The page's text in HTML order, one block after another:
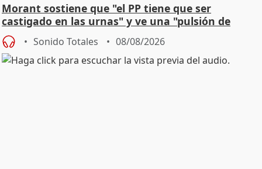
Morant sostiene que "el PP tiene que ser
castigado en las urnas" y ve una "pulsión de
cambio"
Sonido Totales 08/08/2026